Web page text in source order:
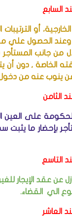
السابع
أو
الحصول علي
من جانب
الخاصة , دون
ينوب عنه من دخول
الثامن
على العين
بإحضار ما يثبت
التاسع
عن عقد الإيجار
الي القضاء.
العاشر